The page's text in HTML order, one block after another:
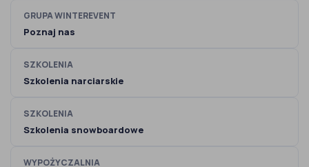
GRUPA WINTEREVENT
Poznaj nas
SZKOLENIA
Szkolenia narciarskie
SZKOLENIA
Szkolenia snowboardowe
WYPOŻYCZALNIA